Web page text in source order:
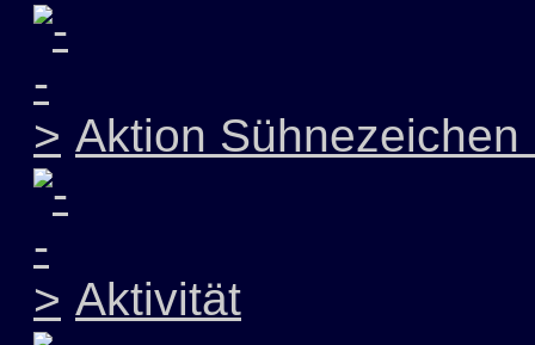
Aktion
Aktivität